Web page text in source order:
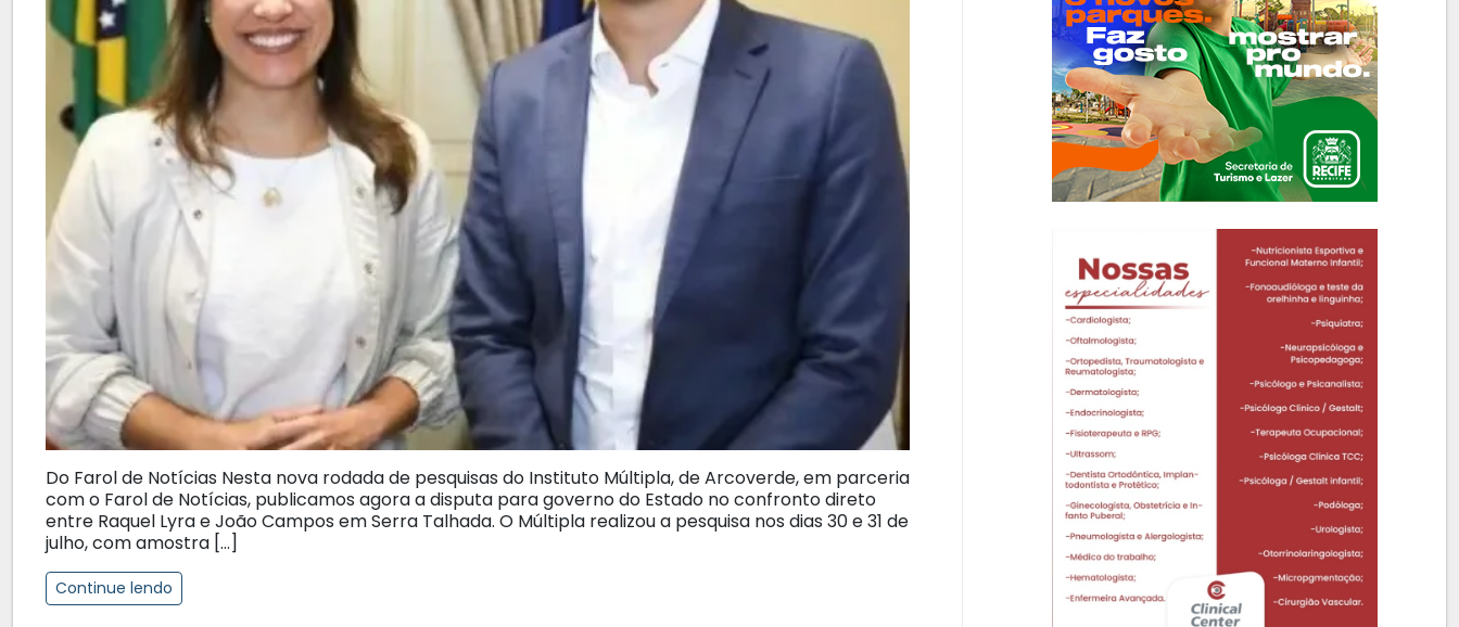
Do Farol de Notícias Nesta nova rodada de pesquisas do Instituto Múltipla, de Arcoverde, em parceria
com o Farol de Notícias, publicamos agora a disputa para governo do Estado no confronto direto
entre Raquel Lyra e João Campos em Serra Talhada. O Múltipla realizou a pesquisa nos dias 30 e 31 de
julho, com amostra […]
Continue lendo